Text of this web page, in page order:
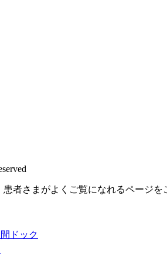
者さまがよくご覧になれるページを
ドック